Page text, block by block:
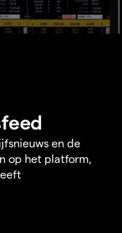
en de
op het platform,